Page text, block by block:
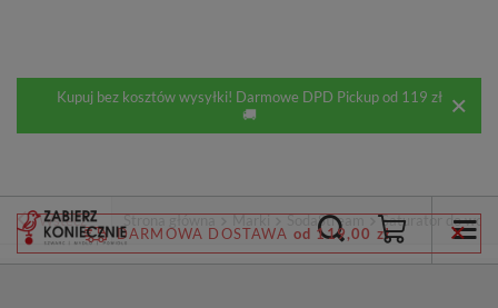
Kupuj bez kosztów wysyłki! Darmowe DPD Pickup od 119 zł
🚚
DARMOWA DOSTAWA od 119,00 zł
Wstecz Strona główna Marki SodaStream Saturator do